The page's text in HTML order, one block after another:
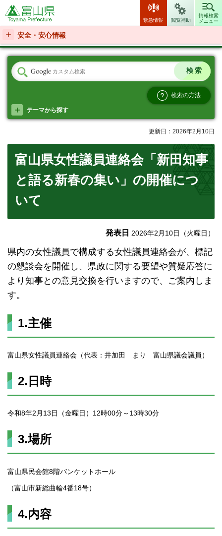
富山県
緊急情報 閲覧補助
情報検索
メニュー
安全・安心情報
検索の方法
テーマから探す
更新日：2026年2月10日
富山県女性議員連絡会「新田知事
と語る新春の集い」の開催につ
いて
発表日 2026年2月10日（火曜日）
県内の女性議員で構成する女性議員連絡会が、標記
の懇談会を開催し、県政に関する要望や質疑応答に
より知事との意見交換を行いますので、ご案内しま
す。
1.主催
富山県女性議員連絡会（代表：井加田 まり 富山県議会議員）
2.日時
令和8年2月13日（金曜日）12時00分～13時30分
3.場所
富山県民会館8階バンケットホール
（富山市新総曲輪4番18号）
4.内容